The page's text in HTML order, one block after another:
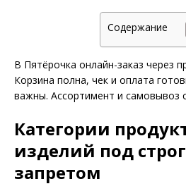
Содержание
В Пятёрочка онлайн-заказ через
Корзина полна, чек и оплата
важны. Ассортимент и самовывоз
Категории
изделий под
запретом